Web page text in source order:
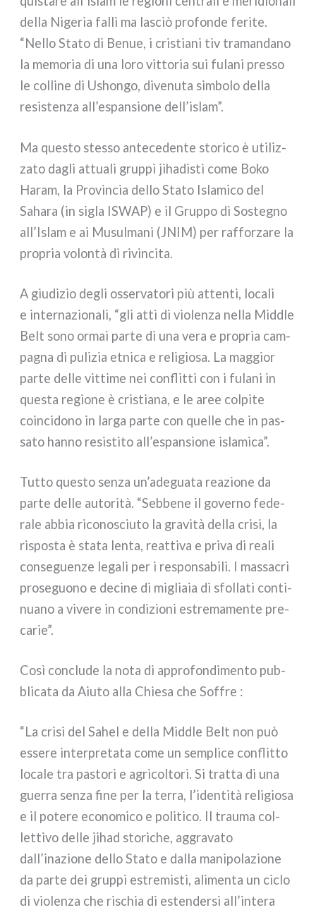
del­la Nigeria fal­lì ma lasciò pro­fon­de feri­te.
“Nello Stato di Benue, i cri­stia­ni tiv tra­man­da­no
la memo­ria di una loro vit­to­ria sui fula­ni pres­so
le col­li­ne di Ushongo, dive­nu­ta sim­bo­lo del­la
resi­sten­za all’espansione dell’islam”.
Ma que­sto stes­so ante­ce­den­te sto­ri­co è uti­liz­
za­to dagli attua­li grup­pi jiha­di­sti come Boko
Haram, la Provincia del­lo Stato Islamico del
Sahara (in sigla ISWAP) e il Gruppo di Sostegno
all’Islam e ai Musulmani (JNIM) per raf­for­za­re la
pro­pria volon­tà di rivin­ci­ta.
A giu­di­zio degli osser­va­to­ri più atten­ti, loca­li
e inter­na­zio­na­li, “gli atti di vio­len­za nel­la Middle
Belt sono ormai par­te di una vera e pro­pria cam­
pa­gna di puli­zia etni­ca e reli­gio­sa. La mag­gior
par­te del­le vit­ti­me nei con­flit­ti con i fula­ni in
que­sta regio­ne è cri­stia­na, e le aree col­pi­te
coin­ci­do­no in lar­ga par­te con quel­le che in pas­
sa­to han­no resi­sti­to all’espansione isla­mi­ca”.
Tutto que­sto sen­za un’adeguata rea­zio­ne da
par­te del­le auto­ri­tà. “Sebbene il gover­no fede­
ra­le abbia rico­no­sciu­to la gra­vi­tà del­la cri­si, la
rispo­sta è sta­ta len­ta, reat­ti­va e pri­va di rea­li
con­se­guen­ze lega­li per i respon­sa­bi­li. I mas­sa­cri
pro­se­guo­no e deci­ne di miglia­ia di sfol­la­ti con­ti­
nua­no a vive­re in con­di­zio­ni estre­ma­men­te pre­
ca­rie”.
Così con­clu­de la nota di appro­fon­di­men­to pub­
bli­ca­ta da Aiuto alla Chiesa che Soffre :
“La cri­si del Sahel e del­la Middle Belt non può
esse­re inter­pre­ta­ta come un sem­pli­ce con­flit­to
loca­le tra pasto­ri e agri­col­to­ri. Si trat­ta di una
guer­ra sen­za fine per la ter­ra, l’identità reli­gio­sa
e il pote­re eco­no­mi­co e poli­ti­co. Il trau­ma col­
let­ti­vo del­le jihad sto­ri­che, aggra­va­to
dall’inazione del­lo Stato e dal­la mani­po­la­zio­ne
da par­te dei grup­pi estre­mi­sti, ali­men­ta un ciclo
di vio­len­za che rischia di esten­der­si all’intera